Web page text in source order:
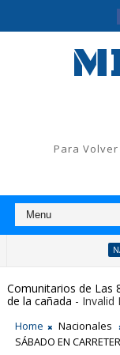
Para
NACIONALES
Comunitarios de Las
de la cañada - Invalid
Home Nacionales
SÁBADO EN